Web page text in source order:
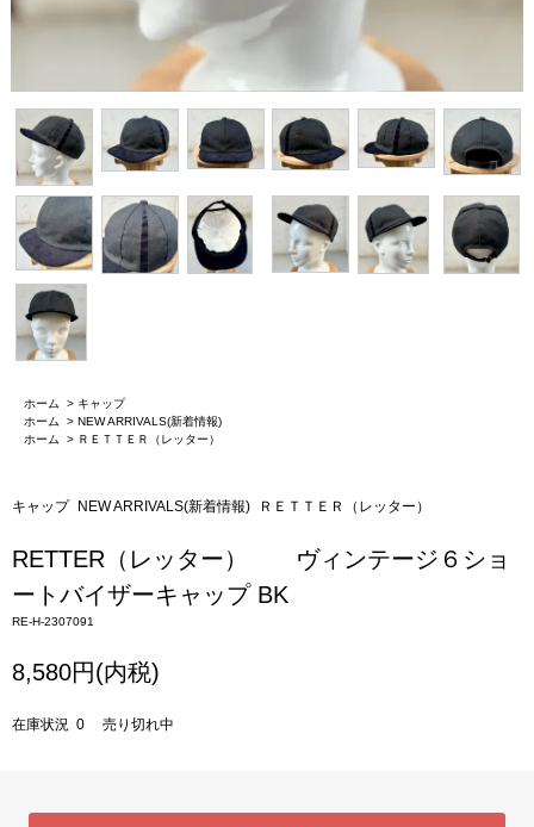
ホーム > キャップ
ホーム
> NEW ARRIVALS(新着情報)
ホーム
> ＲＥＴＴＥＲ（レッター）
キャップ NEW ARRIVALS(新着情報) ＲＥＴＴＥＲ（レッター）
RETTER（レッター） ヴィンテージ６ショ
ートバイザーキャップ BK
RE-H-2307091
8,580円(内税)
在庫状況 0 売り切れ中